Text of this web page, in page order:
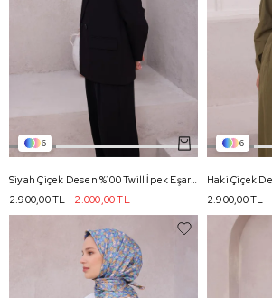
6
Siyah Çiçek Desen %100 Twill İpek Eşarp 4225 - 80
2.000,00 TL
2.900,00 TL
6
2.900,00 TL